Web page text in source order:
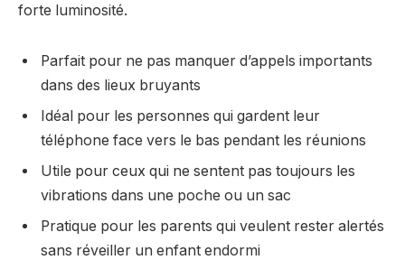
forte luminosité.
Parfait pour ne pas manquer d’appels importants
dans des lieux bruyants
Idéal pour les personnes qui gardent leur
téléphone face vers le bas pendant les réunions
Utile pour ceux qui ne sentent pas toujours les
vibrations dans une poche ou un sac
Pratique pour les parents qui veulent rester alertés
sans réveiller un enfant endormi